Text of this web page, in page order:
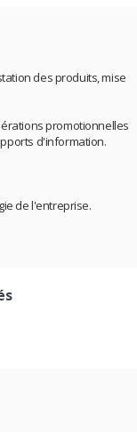
des produits, mise
promotionnelles
d'information.
de l'entreprise.